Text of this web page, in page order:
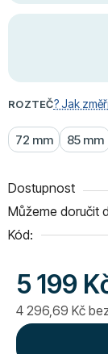
ROZTEČ? Jak
72 mm 85 mm
Dostupnost
Můžeme doručit
Kód:
5 199
4 296,69 Kč
Měrná cena: